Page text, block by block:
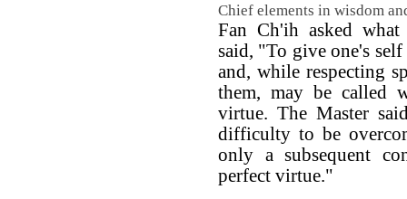
Chief elements in wisdom
Fan Ch'ih asked
said, "To give one's
and, while respecting
them, may be called
virtue. The Master
difficulty to be
only a subsequent
perfect virtue."